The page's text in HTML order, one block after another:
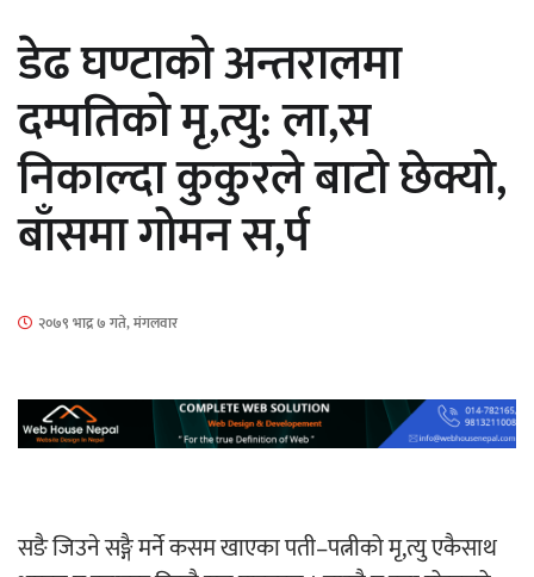
‘ईयुमा डट कम’ले बुधबारदेखि आफ्नो
औपचारिक सेवा सञ्चालनमा
‘आइतबारको अफिस’ को परिचर्चा सम्पन्न
डेढ घण्टाको अन्तरालमा
दम्पतिको मृ,त्यु: ला,स
निकाल्दा कुकुरले बाटो छेक्यो,
बाँसमा गोमन स,र्प
२०७९ भाद्र ७ गते, मंगलवार
सङै जिउने सङ्गै मर्ने कसम खाएका पती–पत्नीको मृ,त्यु एकैसाथ